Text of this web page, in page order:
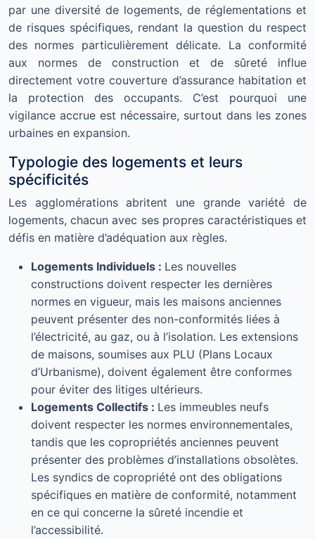
par une diversité de logements, de réglementations et
de risques spécifiques, rendant la question du respect
des normes particulièrement délicate. La conformité
aux normes de construction et de sûreté influe
directement votre couverture d’assurance habitation et
la protection des occupants. C’est pourquoi une
vigilance accrue est nécessaire, surtout dans les zones
urbaines en expansion.
Typologie des logements et leurs
spécificités
Les agglomérations abritent une grande variété de
logements, chacun avec ses propres caractéristiques et
défis en matière d’adéquation aux règles.
Logements Individuels : Les nouvelles
constructions doivent respecter les dernières
normes en vigueur, mais les maisons anciennes
peuvent présenter des non-conformités liées à
l’électricité, au gaz, ou à l’isolation. Les extensions
de maisons, soumises aux PLU (Plans Locaux
d’Urbanisme), doivent également être conformes
pour éviter des litiges ultérieurs.
Logements Collectifs : Les immeubles neufs
doivent respecter les normes environnementales,
tandis que les copropriétés anciennes peuvent
présenter des problèmes d’installations obsolètes.
Les syndics de copropriété ont des obligations
spécifiques en matière de conformité, notamment
en ce qui concerne la sûreté incendie et
l’accessibilité.